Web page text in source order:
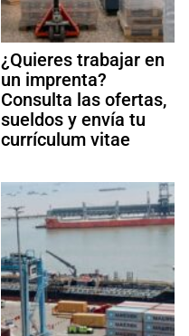
¿Quieres trabajar en
un imprenta?
Consulta las ofertas,
sueldos y envía tu
currículum vitae